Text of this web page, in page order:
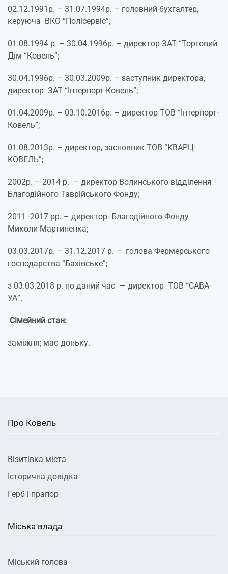
02.12.1991р. – 31.07.1994р. – головний бухгалтер,
керуюча ВКО “Полісервіс”,
01.08.1994 р. – 30.04.1996р. – директор ЗАТ “Торговий
Дім “Ковель”;
30.04.1996р. – 30.03.2009р. – заступник директора,
директор ЗАТ “Інтерпорт-Ковель”;
01.04.2009р. – 03.10.2016р. – директор ТОВ “Інтерпорт-
Ковель”;
01.08.2013р. – директор, засновник ТОВ “КВАРЦ-
КОВЕЛЬ”;
2002р. – 2014 р. – директор Волинського відділення
Благодійного Таврійського Фонду;
2011 -2017 рр. – директор Благодійного Фонду
Миколи Мартиненка;
03.03.2017р. – 31.12.2017 р. – голова Фермерського
господарства “Бахівське”;
з 03.03.2018 р. по даний час — директор ТОВ “САВА-
УА”.
Сімейний стан:
заміжня; має доньку.
Про Ковель
Візитівка міста
Історична довідка
Герб і прапор
Міська влада
Міський голова